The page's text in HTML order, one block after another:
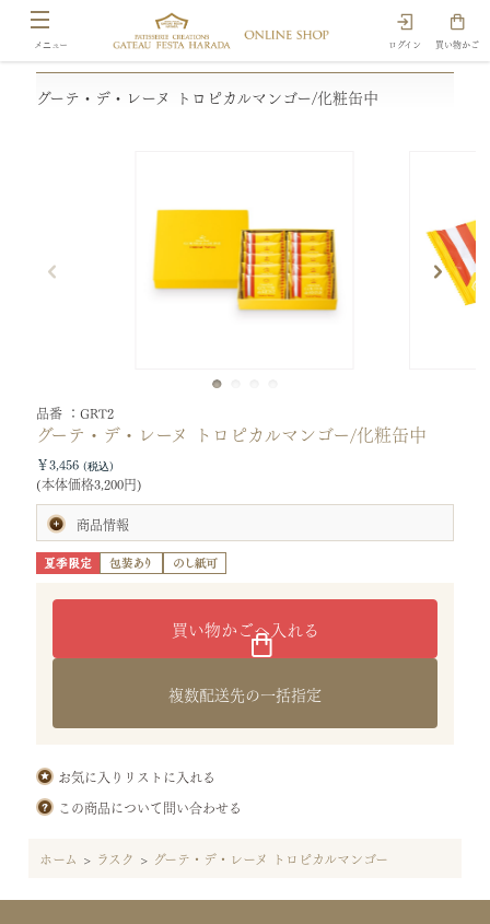
ログイン 買い物かご
グーテ・デ・レーヌ トロピカルマンゴー/化粧缶中
グーテ・デ・レーヌ トロピカルマンゴー/化粧缶中
￥3,456
(本体価格3,200円)
品番 GRT2
商品情報
賞味期限:製造日より50日
(お届けの商品は、賞味期間の半分以上を有したものです。)
サイズ:タテ24.8×ヨコ27.7×高さ5.8cm
（袋：プレミアム大）
特定原材料等28品目:小麦・乳・大豆
原材料:チョコレート(カカオバター、砂糖、マンゴーパウダー、乳
糖、脱脂粉乳、パッションフルーツパウダー)(国内製造)、小麦粉、
複数配送先の一括指定
お気に入りリストに入れる
この商品について問い合わせる
ホーム > ラスク > グーテ・デ・レーヌ トロピカルマンゴー